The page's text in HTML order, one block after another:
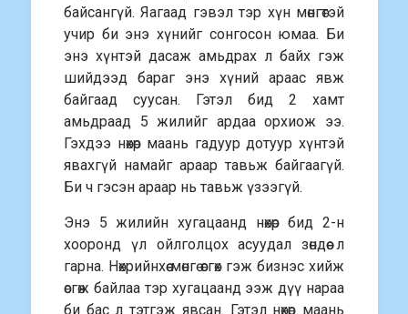
байсангүй. Яагаад гэвэл тэр хүн мөнгөтэй
учир би энэ хүнийг сонгосон юмаа. Би
энэ хүнтэй дасаж амьдрах л байх гэж
шийдээд бараг энэ хүний араас явж
байгаад суусан. Гэтэл бид 2 хамт
амьдраад 5 жилийг ардаа орхиож ээ.
Гэхдээ нөхөр маань гадуур дотуур хүнтэй
явахгүй намайг араар тавьж байгаагүй.
Би ч гэсэн араар нь тавьж үзээгүй.
Энэ 5 жилийн хугацаанд нөхөр бид 2-н
хооронд үл ойлголцох асуудал зөндөө л
гарна. Нөхрийнхөө мөнгө өсгөх гэж бизнэс хийж
өсгөж байлаа тэр хугацаанд ээж дүү нараа
би бас л тэтгэж явсан. Гэтэл нөхөр маань